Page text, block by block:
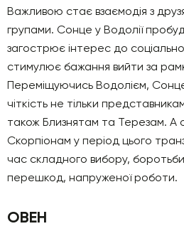
Важливою стає взаємодія з
групами. Сонце у Водолії
загострює інтерес до
стимулює бажання вийти за
Переміщуючись Водолієм,
чіткість не тільки
також Близнятам та Терезам. А
Скорпіонам у період цього
час складного вибору,
перешкод, напруженої роботи.
ОВЕН